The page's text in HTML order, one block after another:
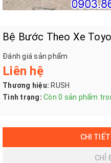
Bệ Bước Theo Xe
Đánh giá sản phẩm
Liên hệ
Thương hiệu: RUSH
Tình trạng: Còn 0 sản phẩm
CHI
CHỈ